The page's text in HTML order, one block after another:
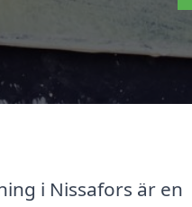
i Nissafors är en